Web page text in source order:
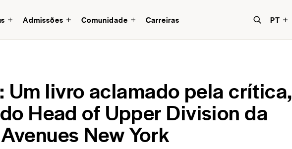
Admissões Comunidade Carreiras PT
Um livro aclamado pela crítica,
Head of Upper Division da
Avenues New York